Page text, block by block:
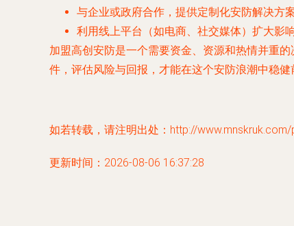
与企业或政府合作，提供定制化安防解决方案
利用线上平台（如电商、社交媒体）扩大影响
加盟高创安防是一个需要资金、资源和热情并重
件，评估风险与回报，才能在这个安防浪潮中稳健
如若转载，请注明出处：http://
更新时间：2026-08-06 16:37:28